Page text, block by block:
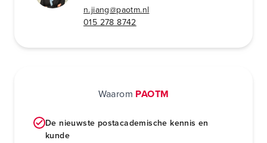
n.jiang@paotm.nl
015 278 8742
Waarom PAOTM
De nieuwste postacademische kennis en
kunde